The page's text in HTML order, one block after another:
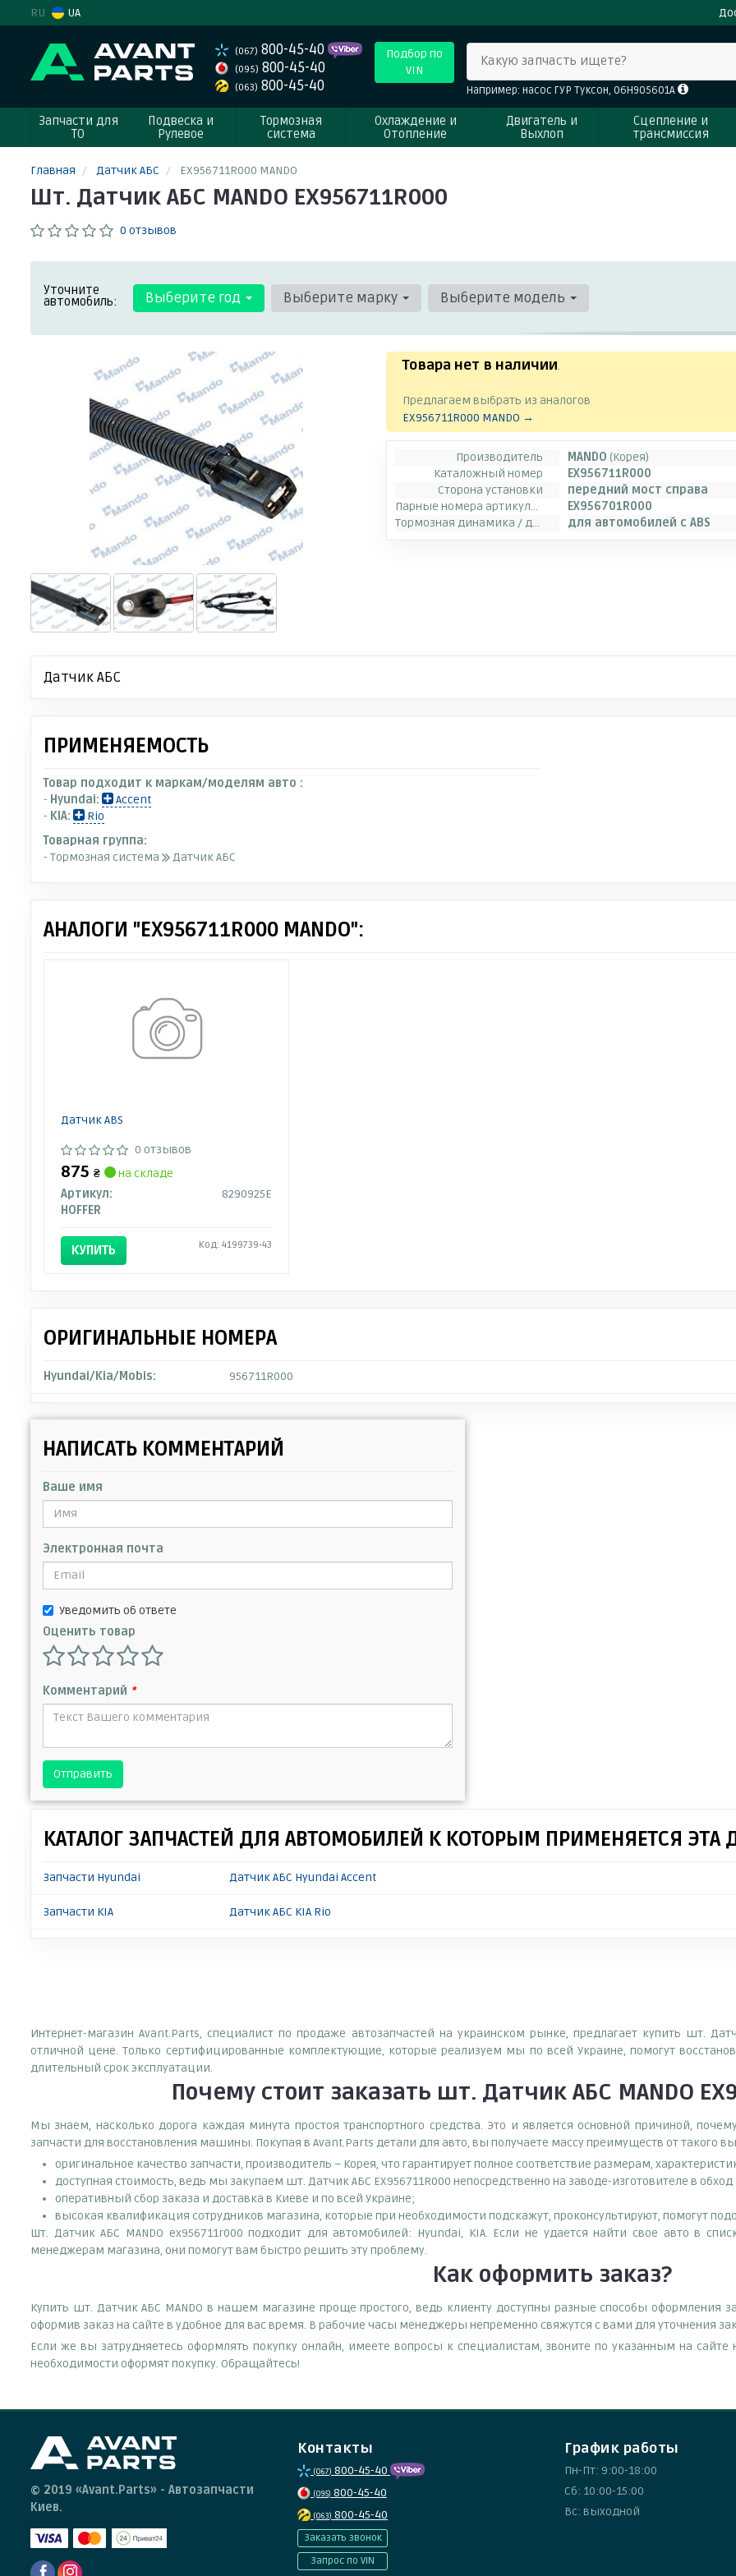
RU UA
(067) 800-45-40
(095) 800-45-40
(063) 800-45-40
Подбор по
VIN
Какую запчасть ищете?
Например: насос ГУР Туксон, 06H905601A
Запчасти для
ТО
Подвеска и
Рулевое
Тормозная
система
Охлаждение и
Отопление
Двигатель и
Выхлоп
Сцепление и
трансмиссия
Главная Датчик АБС EX956711R000 MANDO
Шт. Датчик АБС MANDO EX956711R000
0 отзывов
Уточните
автомобиль: Выберите год Выберите марку Выберите модель
Товара нет в наличии.
Предлагаем выбрать из аналогов
EX956711R000 MANDO →
Производитель MANDO (Корея)
Каталожный номер
EX956711R000
Сторона установки
передний мост справа
Парные номера артикулов
EX956701R000
Тормозная динамика / динамика движения
для автомобилей с ABS
Датчик АБС
ПРИМЕНЯЕМОСТЬ
Товар подходит к маркам/моделям авто :
- Hyundai:
Accent
- KIA:
Rio
Товарная группа:
- Тормозная система
Датчик АБС
АНАЛОГИ "EX956711R000 MANDO":
Датчик ABS
0 отзывов
875 ₴
на складе
Артикул:
8290925E
HOFFER
КУПИТЬ Код: 4199739-43
ОРИГИНАЛЬНЫЕ НОМЕРА
Hyundai/Kia/Mobis: 956711R000
НАПИСАТЬ КОММЕНТАРИЙ
Ваше имя
Электронная почта
Уведомить об ответе
Оценить товар
Комментарий *
Отправить
КАТАЛОГ ЗАПЧАСТЕЙ ДЛЯ АВТОМОБИЛЕЙ К КОТОРЫМ ПРИМЕНЯЕТСЯ ЭТА
Запчасти Hyundai Датчик АБС Hyundai Accent
Запчасти KIA Датчик АБС KIA Rio
Интернет-магазин Avant.Parts, специалист по продаже автозапчастей на украинском рынке, предлагает купить шт.
отличной цене. Только сертифицированные комплектующие, которые реализуем мы по всей Украине, помогут
длительный срок эксплуатации.
Почему стоит заказать шт. Датчик АБС MANDO
Мы знаем, насколько дорога каждая минута простоя транспортного средства. Это и является основной причиной,
запчасти для восстановления машины. Покупая в Avant.Parts детали для авто, вы получаете массу преимуществ от такого
оригинальное качество запчасти, производитель – Корея, что гарантирует полное соответствие размерам,
доступная стоимость, ведь мы закупаем шт. Датчик АБС EX956711R000 непосредственно на заводе-изготовителе в
оперативный сбор заказа и доставка в Киеве и по всей Украине;
высокая квалификация сотрудников магазина, которые при необходимости подскажут, проконсультируют, помогут
Шт. Датчик АБС MANDO ex956711r000 подходит для автомобилей: Hyundai, KIA. Если не удается найти свое авто в
менеджерам магазина, они помогут вам быстро решить эту проблему.
Как оформить заказ?
Купить шт. Датчик АБС MANDO в нашем магазине проще простого, ведь клиенту доступны разные способы оформления
оформив заказ на сайте в удобное для вас время. В рабочие часы менеджеры непременно свяжутся с вами для уточнения
Если же вы затрудняетесь оформлять покупку онлайн, имеете вопросы к специалистам, звоните по указанным на
необходимости оформят покупку. Обращайтесь!
© 2019 «Avant.Parts» - Автозапчасти
Киев.
Контакты
(067) 800-45-40
(095) 800-45-40
(063) 800-45-40
Заказать звонок
Запрос по VIN
График работы
Пн-Пт: 9:00-18:00
Сб: 10:00-15:00
Вс: выходной